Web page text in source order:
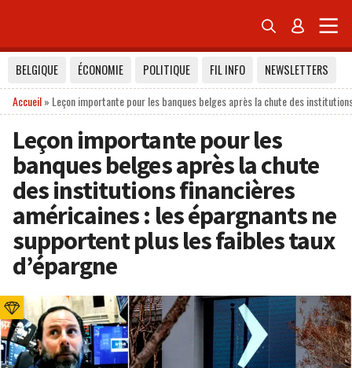
 
BELGIQUE ÉCONOMIE POLITIQUE FIL INFO
NEWSLETTERS
Accueil» Leçon importante pour les banques belges après la chute des
Leçon importante pour les
banques belges après la chute
des institutions financières
américaines : les épargnants ne
supportent plus les faibles taux
d’épargne